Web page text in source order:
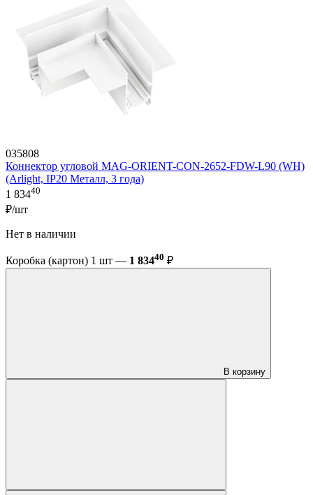
035808
Коннектор угловой MAG-ORIENT-CON-2652-FDW-L90 (WH)
(Arlight, IP20 Металл, 3 года)
1 83440
₽/шт
Нет в наличии
Коробка (картон) 1 шт — 1 83440 ₽
В корзину